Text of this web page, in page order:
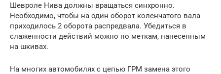
Шевроле Нива должны вращаться синхронно.
Необходимо, чтобы на один оборот коленчатого вала
приходилось 2 оборота распредвала. Убедиться в
слаженности действий можно по меткам, нанесенным
на шкивах.
На многих автомобилях с цепью ГРМ замена этого